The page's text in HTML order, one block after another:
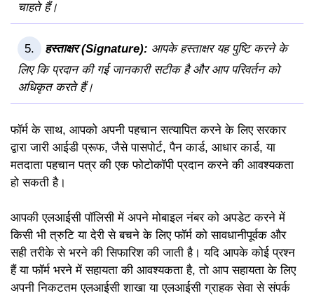
चाहते हैं।
हस्ताक्षर (Signature): आपके हस्ताक्षर यह पुष्टि करने के
लिए कि प्रदान की गई जानकारी सटीक है और आप परिवर्तन को
अधिकृत करते हैं।
फॉर्म के साथ, आपको अपनी पहचान सत्यापित करने के लिए सरकार
द्वारा जारी आईडी प्रूफ, जैसे पासपोर्ट, पैन कार्ड, आधार कार्ड, या
मतदाता पहचान पत्र की एक फोटोकॉपी प्रदान करने की आवश्यकता
हो सकती है।
आपकी एलआईसी पॉलिसी में अपने मोबाइल नंबर को अपडेट करने में
किसी भी त्रुटि या देरी से बचने के लिए फॉर्म को सावधानीपूर्वक और
सही तरीके से भरने की सिफारिश की जाती है। यदि आपके कोई प्रश्न
हैं या फॉर्म भरने में सहायता की आवश्यकता है, तो आप सहायता के लिए
अपनी निकटतम एलआईसी शाखा या एलआईसी ग्राहक सेवा से संपर्क